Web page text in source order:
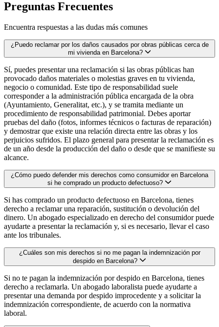
Preguntas Frecuentes
Encuentra respuestas a las dudas más comunes
¿Puedo reclamar por los daños causados por obras públicas cerca de
mi vivienda en Barcelona?
Sí, puedes presentar una reclamación si las obras públicas han
provocado daños materiales o molestias graves en tu vivienda,
negocio o comunidad. Este tipo de responsabilidad suele
corresponder a la administración pública encargada de la obra
(Ayuntamiento, Generalitat, etc.), y se tramita mediante un
procedimiento de responsabilidad patrimonial. Debes aportar
pruebas del daño (fotos, informes técnicos o facturas de reparación)
y demostrar que existe una relación directa entre las obras y los
perjuicios sufridos. El plazo general para presentar la reclamación es
de un año desde la producción del daño o desde que se manifieste su
alcance.
¿Cómo puedo defender mis derechos como consumidor en Barcelona
si he comprado un producto defectuoso?
Si has comprado un producto defectuoso en Barcelona, tienes
derecho a reclamar una reparación, sustitución o devolución del
dinero. Un abogado especializado en derecho del consumidor puede
ayudarte a presentar la reclamación y, si es necesario, llevar el caso
ante los tribunales.
¿Cuáles son mis derechos si no me pagan la indemnización por
despido en Barcelona?
Si no te pagan la indemnización por despido en Barcelona, tienes
derecho a reclamarla. Un abogado laboralista puede ayudarte a
presentar una demanda por despido improcedente y a solicitar la
indemnización correspondiente, de acuerdo con la normativa
laboral.